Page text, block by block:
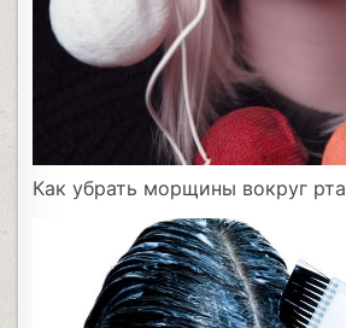
Как убрать морщины вокруг рта